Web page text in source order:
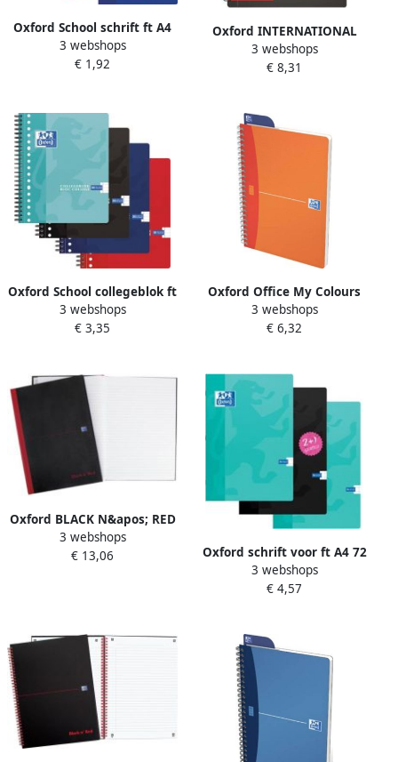
Oxford School schrift ft A4
72 bladzijden met kantlijn
gelijnd geassorteerde
3 webshops
€ 1,92
Oxford INTERNATIONAL
Notebook Connect met
scanbare pagina&apos;s
3 webshops
€ 8,31
Oxford School collegeblok ft
A5+ 160 bladzijden 17
gaatjes kantlijn gelijnd
3 webshops
€ 3,35
Oxford Office My Colours
spiraalschrift 180
bladzijden ft A5 gelijnd
3 webshops
€ 6,32
Oxford BLACK N&apos; RED
gebonden boek 192
bladzijden ft A4 gelijnd
3 webshops
€ 13,06
Oxford schrift voor ft A4 72
bladzijden met kantlijn
geruit 10 mm
3 webshops
€ 4,57